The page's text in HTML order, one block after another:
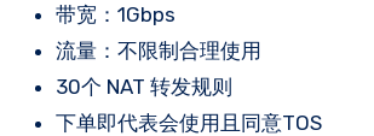
带宽：1Gbps
流量：不限制合理使用
30个 NAT 转发规则
下单即代表会使用且同意TOS